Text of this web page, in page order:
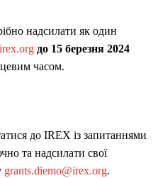
надсилати як один
до 15 березня 2024
часом.
до IREX із запитаннями
та надсилати свої
grants.diemo@irex.org.